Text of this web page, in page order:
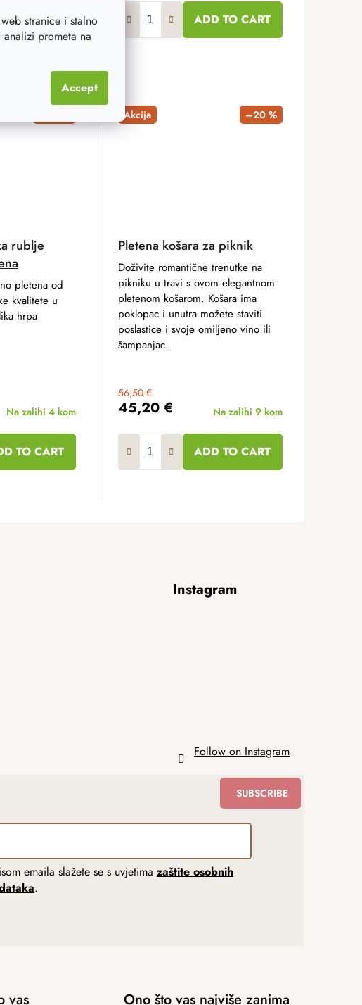
stranice i stalno
prometa na
Accept
TO CART ADD TO CART
rublje
Na zalihi 4 kom
TO CART
pletena od
kvalitete u
hrpa
Akcija –20 %
Pletena košara za piknik
45,20 €
56,50 €
Na zalihi 9 kom
ADD TO CART
Doživite romantične trenutke na
pikniku u travi s ovom elegantnom
pletenom košarom. Košara ima
poklopac i unutra možete staviti
poslastice i svoje omiljeno vino ili
šampanjac.
Instagram
Follow on Instagram
emaila slažete se s uvjetima zaštite osobnih
.
SUBSCRIBE
vas Ono što vas najviše zanima